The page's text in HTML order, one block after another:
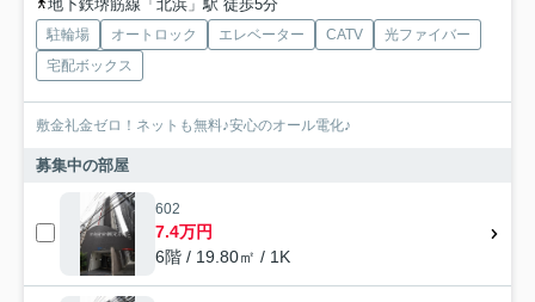
地下鉄堺筋線「北浜」駅 徒歩5分
駐輪場 オートロック エレベーター CATV
光ファイバー
宅配ボックス
敷金礼金ゼロ！ネットも無料♪安心のオール電化♪
募集中の部屋
602
7.4万円
6階 / 19.80㎡ / 1K